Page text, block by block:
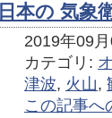
日本の 気象
2019年09
カテゴリ:
津波, 火山,
この記事へ